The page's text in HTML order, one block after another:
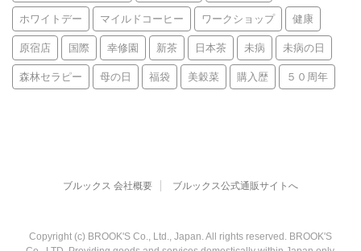
ホワイトデー マイルドコーヒー ワークショップ 健康
原宿店 国際 幸修園 新茶 日本茶 未病 未病の日
森林セラピー 母の日 福袋 美穀菜 購入歴 ５０周年
ブルックス 会社概要 ブルックス公式通販サイトへ
Copyright (c) BROOK'S Co., Ltd., Japan. All rights reserved. BROOK'S